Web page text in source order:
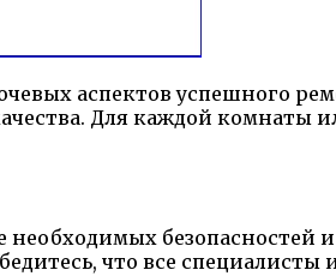
аспектов успешного
Для каждой комнаты
безопасностей
что все